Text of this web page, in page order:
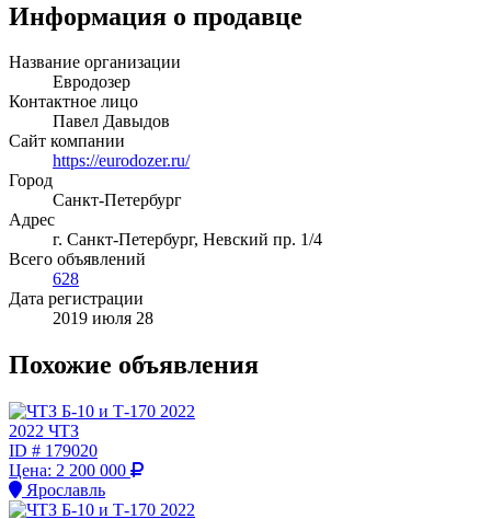
Информация о продавце
Название организации
Евродозер
Контактное лицо
Павел Давыдов
Сайт компании
https://eurodozer.ru/
Город
Санкт-Петербург
Адрес
г. Санкт-Петербург, Невский пр. 1/4
Всего объявлений
628
Дата регистрации
2019 июля 28
Похожие объявления
2022 ЧТЗ
ID # 179020
Цена: 2 200 000
Ярославль